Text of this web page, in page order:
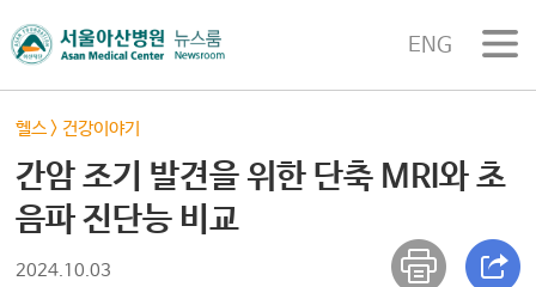
ENG
헬스 > 건강이야기
간암 조기 발견을 위한 단축 MRI와 초
음파 진단능 비교
2024.10.03